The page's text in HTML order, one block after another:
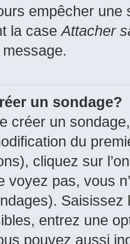
empêcher une
la case Attacher
un sondage?
créer un
du
cliquez sur
voyez pas, vous
entrez une
pouvez aussi